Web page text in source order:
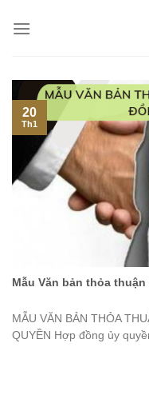
Mẫu Văn bản thỏa
MẪU VĂN BẢN THỎA
QUYỀN Hợp đồng ủy
20
Th1